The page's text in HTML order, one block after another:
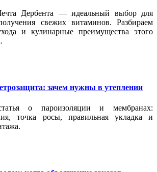
Дербента — идеальный выбор для
свежих витаминов. Разбираем
и кулинарные преимущества этого
зачем нужны в утеплении
о пароизоляции и мембранах:
точка росы, правильная укладка и